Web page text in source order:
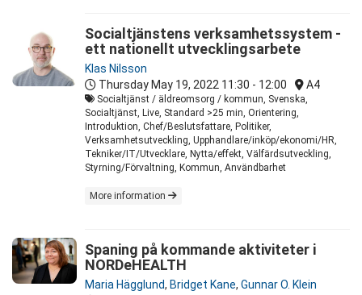
Socialtjänstens verksamhetssystem -
ett nationellt utvecklingsarbete
Klas Nilsson
Thursday May 19, 2022 11:30 - 12:00 A4
Socialtjänst / äldreomsorg / kommun, Svenska,
Socialtjänst, Live, Standard >25 min, Orientering,
Introduktion, Chef/Beslutsfattare, Politiker,
Verksamhetsutveckling, Upphandlare/inköp/ekonomi/HR,
Tekniker/IT/Utvecklare, Nytta/effekt, Välfärdsutveckling,
Styrning/Förvaltning, Kommun, Användbarhet
More information
Spaning på kommande aktiviteter i
NORDeHEALTH
Maria Hägglund, Bridget Kane, Gunnar O. Klein